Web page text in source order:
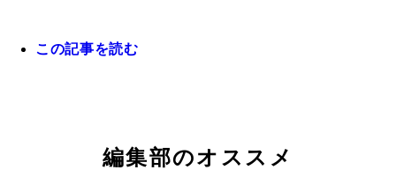
この記事を読む
編集部のオススメ